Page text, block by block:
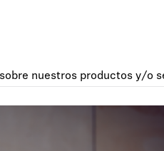
nuestros productos y/o